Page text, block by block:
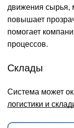
движения сырья,
повышает
помогает
процессов.
Склады
Система может
логистики и